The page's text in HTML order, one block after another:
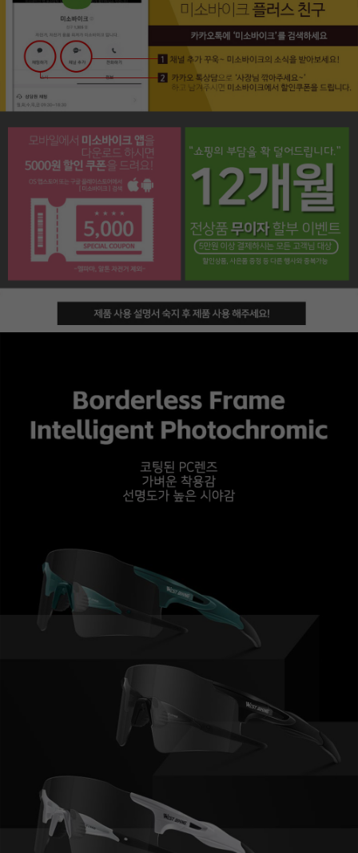
페이코 라이프